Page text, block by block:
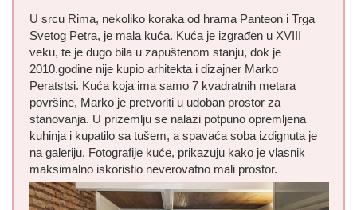
U srcu Rima, nekoliko koraka od hrama Panteon i Trga
Svetog Petra, je mala kuća. Kuća je izgrađen u XVIII
veku, te je dugo bila u zapuštenom stanju, dok je
2010.godine nije kupio arhitekta i dizajner Marko
Peratstsi. Kuća koja ima samo 7 kvadratnih metara
površine, Marko je pretvoriti u udoban prostor za
stanovanja. U prizemlju se nalazi potpuno opremljena
kuhinja i kupatilo sa tušem, a spavaća soba izdignuta je
na galeriju. Fotografije kuće, prikazuju kako je vlasnik
maksimalno iskoristio neverovatno mali prostor.